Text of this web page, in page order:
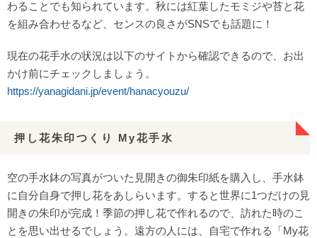
わることでも知られています。秋には紅葉したモミジや苔と花
を組み合わせるなど、センスの良さがSNSでも話題に！
現在の花手水の状況は以下のサイトから確認できるので、お出
かけ前にチェックしましょう。
https://yanagidani.jp/event/hanacyouzu/
押し花朱印つくり My花手水
空の手水鉢の写真がついた見開きの御朱印紙を購入し、手水鉢
に自分自身で押し花をあしらいます。すると世界に1つだけの見
開きの朱印が完成！季節の押し花で作れるので、訪れた時のこ
とを思い出せるでしょう。遠方の人には、自宅で作れる「My花